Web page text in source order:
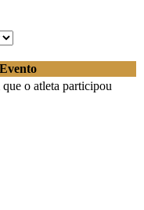
Evento
o atleta participou